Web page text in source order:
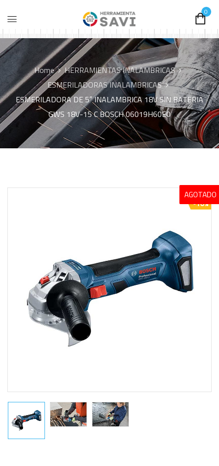
0
Home
HERRAMIENTAS INALAMBRICAS
ESMERILADORAS INALAMBRICAS
ESMERILADORA DE 5″ INALAMBRICA 18V SIN BATERIA
GWS 18V-15 C BOSCH 06019H60E0
-10%
AGOTADO